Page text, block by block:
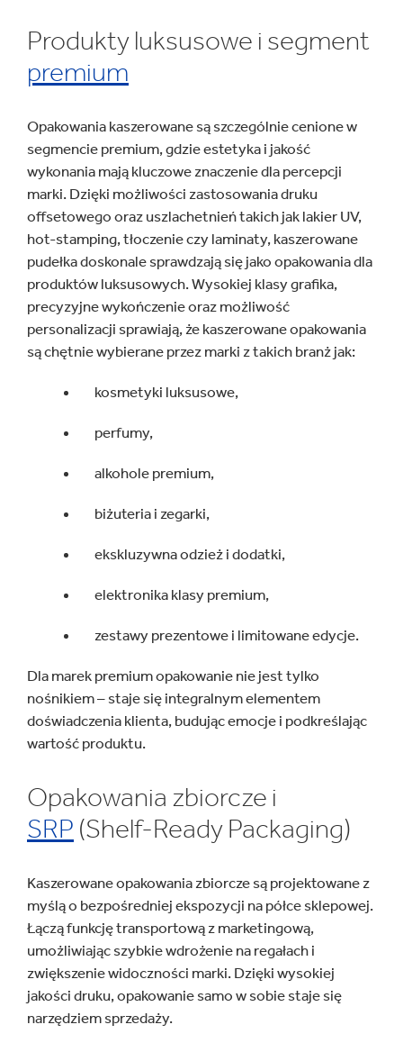
Produkty luksusowe i segment
premium
Opakowania kaszerowane są szczególnie cenione w
segmencie premium, gdzie estetyka i jakość
wykonania mają kluczowe znaczenie dla percepcji
marki. Dzięki możliwości zastosowania druku
offsetowego oraz uszlachetnień takich jak lakier UV,
hot-stamping, tłoczenie czy laminaty, kaszerowane
pudełka doskonale sprawdzają się jako opakowania dla
produktów luksusowych. Wysokiej klasy grafika,
precyzyjne wykończenie oraz możliwość
personalizacji sprawiają, że kaszerowane opakowania
są chętnie wybierane przez marki z takich branż jak:
kosmetyki luksusowe,
perfumy,
alkohole premium,
biżuteria i zegarki,
ekskluzywna odzież i dodatki,
elektronika klasy premium,
zestawy prezentowe i limitowane edycje.
Dla marek premium opakowanie nie jest tylko
nośnikiem – staje się integralnym elementem
doświadczenia klienta, budując emocje i podkreślając
wartość produktu.
Opakowania zbiorcze i
SRP (Shelf-Ready Packaging)
Kaszerowane opakowania zbiorcze są projektowane z
myślą o bezpośredniej ekspozycji na półce sklepowej.
Łączą funkcję transportową z marketingową,
umożliwiając szybkie wdrożenie na regałach i
zwiększenie widoczności marki. Dzięki wysokiej
jakości druku, opakowanie samo w sobie staje się
narzędziem sprzedaży.